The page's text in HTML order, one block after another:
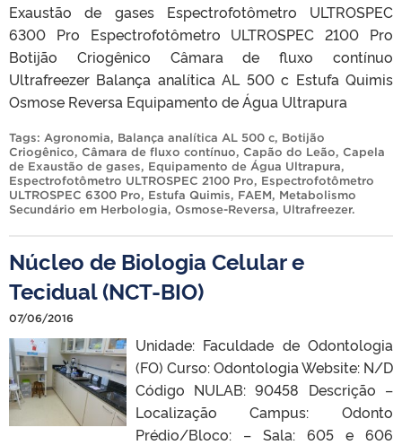
Exaustão de gases Espectrofotômetro ULTROSPEC
6300 Pro Espectrofotômetro ULTROSPEC 2100 Pro
Botijão Criogênico Câmara de fluxo contínuo
Ultrafreezer Balança analítica AL 500 c Estufa Quimis
Osmose Reversa Equipamento de Água Ultrapura
Tags: Agronomia, Balança analítica AL 500 c, Botijão
Criogênico, Câmara de fluxo contínuo, Capão do Leão, Capela
de Exaustão de gases, Equipamento de Água Ultrapura,
Espectrofotômetro ULTROSPEC 2100 Pro, Espectrofotômetro
ULTROSPEC 6300 Pro, Estufa Quimis, FAEM, Metabolismo
Secundário em Herbologia, Osmose-Reversa, Ultrafreezer.
Núcleo de Biologia Celular e
Tecidual (NCT-BIO)
07/06/2016
Unidade: Faculdade de Odontologia
(FO) Curso: Odontologia Website: N/D
Código NULAB: 90458 Descrição –
Localização Campus: Odonto
Prédio/Bloco: – Sala: 605 e 606